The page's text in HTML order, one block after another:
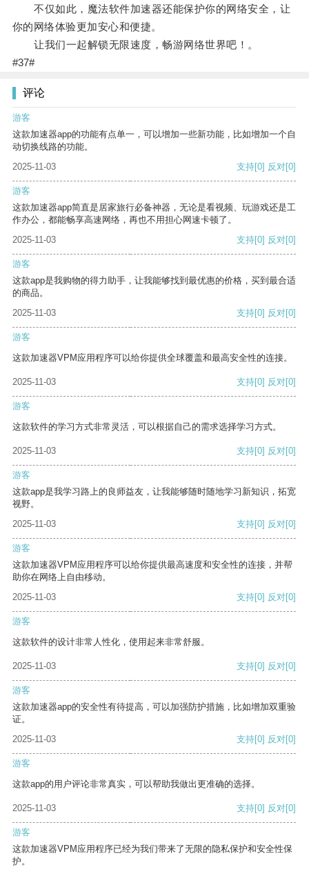
不仅如此，魔法软件加速器还能保护你的网络安全，让
你的网络体验更加安心和便捷。
让我们一起解锁无限速度，畅游网络世界吧！。
#37#
评论
游客
这款加速器app的功能有点单一，可以增加一些新功能，比如增加一个自
动切换线路的功能。
2025-11-03
支持[0] 反对[0]
游客
这款加速器app简直是居家旅行必备神器，无论是看视频、玩游戏还是工
作办公，都能畅享高速网络，再也不用担心网速卡顿了。
2025-11-03
支持[0] 反对[0]
游客
这款app是我购物的得力助手，让我能够找到最优惠的价格，买到最合适
的商品。
2025-11-03
支持[0] 反对[0]
游客
这款加速器VPM应用程序可以给你提供全球覆盖和最高安全性的连接。
2025-11-03 支持[0] 反对[0]
游客
这款软件的学习方式非常灵活，可以根据自己的需求选择学习方式。
2025-11-03 支持[0] 反对[0]
游客
这款app是我学习路上的良师益友，让我能够随时随地学习新知识，拓宽
视野。
2025-11-03
支持[0] 反对[0]
游客
这款加速器VPM应用程序可以给你提供最高速度和安全性的连接，并帮
助你在网络上自由移动。
2025-11-03
支持[0] 反对[0]
游客
这款软件的设计非常人性化，使用起来非常舒服。
2025-11-03 支持[0] 反对[0]
游客
这款加速器app的安全性有待提高，可以加强防护措施，比如增加双重验
证。
2025-11-03
支持[0] 反对[0]
游客
这款app的用户评论非常真实，可以帮助我做出更准确的选择。
2025-11-03 支持[0] 反对[0]
游客
这款加速器VPM应用程序已经为我们带来了无限的隐私保护和安全性保
护。